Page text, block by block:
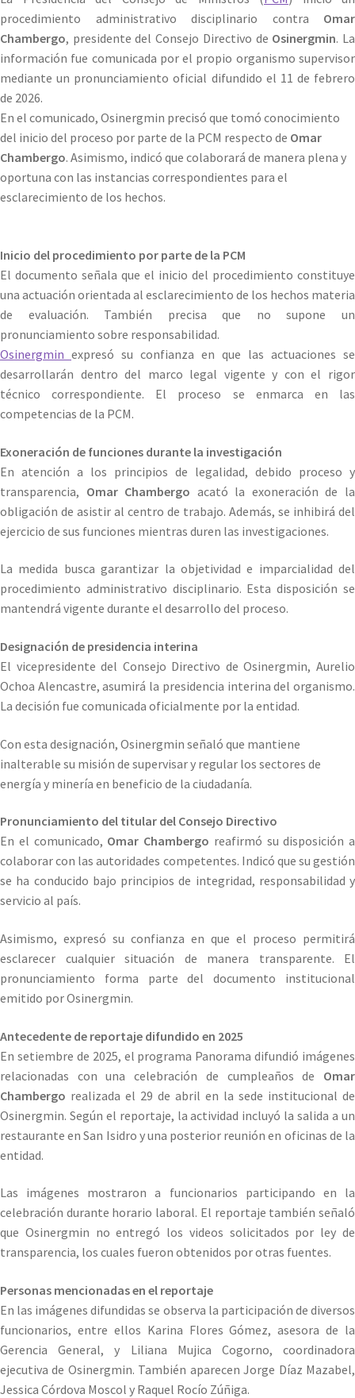
procedimiento administrativo disciplinario contra Omar
Chambergo, presidente del Consejo Directivo de Osinergmin. La
información fue comunicada por el propio organismo supervisor
mediante un pronunciamiento oficial difundido el 11 de febrero
de 2026.
En el comunicado, Osinergmin precisó que tomó conocimiento
del inicio del proceso por parte de la PCM respecto de Omar
Chambergo. Asimismo, indicó que colaborará de manera plena y
oportuna con las instancias correspondientes para el
esclarecimiento de los hechos.
Inicio del procedimiento por parte de la PCM
El documento señala que el inicio del procedimiento constituye
una actuación orientada al esclarecimiento de los hechos materia
de evaluación. También precisa que no supone un
pronunciamiento sobre responsabilidad.
Osinergmin expresó su confianza en que las actuaciones se
desarrollarán dentro del marco legal vigente y con el rigor
técnico correspondiente. El proceso se enmarca en las
competencias de la PCM.
Exoneración de funciones durante la investigación
En atención a los principios de legalidad, debido proceso y
transparencia, Omar Chambergo acató la exoneración de la
obligación de asistir al centro de trabajo. Además, se inhibirá del
ejercicio de sus funciones mientras duren las investigaciones.
La medida busca garantizar la objetividad e imparcialidad del
procedimiento administrativo disciplinario. Esta disposición se
mantendrá vigente durante el desarrollo del proceso.
Designación de presidencia interina
El vicepresidente del Consejo Directivo de Osinergmin, Aurelio
Ochoa Alencastre, asumirá la presidencia interina del organismo.
La decisión fue comunicada oficialmente por la entidad.
Con esta designación, Osinergmin señaló que mantiene
inalterable su misión de supervisar y regular los sectores de
energía y minería en beneficio de la ciudadanía.
Pronunciamiento del titular del Consejo Directivo
En el comunicado, Omar Chambergo reafirmó su disposición a
colaborar con las autoridades competentes. Indicó que su gestión
se ha conducido bajo principios de integridad, responsabilidad y
servicio al país.
Asimismo, expresó su confianza en que el proceso permitirá
esclarecer cualquier situación de manera transparente. El
pronunciamiento forma parte del documento institucional
emitido por Osinergmin.
Antecedente de reportaje difundido en 2025
En setiembre de 2025, el programa Panorama difundió imágenes
relacionadas con una celebración de cumpleaños de Omar
Chambergo realizada el 29 de abril en la sede institucional de
Osinergmin. Según el reportaje, la actividad incluyó la salida a un
restaurante en San Isidro y una posterior reunión en oficinas de la
entidad.
Las imágenes mostraron a funcionarios participando en la
celebración durante horario laboral. El reportaje también señaló
que Osinergmin no entregó los videos solicitados por ley de
transparencia, los cuales fueron obtenidos por otras fuentes.
Personas mencionadas en el reportaje
En las imágenes difundidas se observa la participación de diversos
funcionarios, entre ellos Karina Flores Gómez, asesora de la
Gerencia General, y Liliana Mujica Cogorno, coordinadora
ejecutiva de Osinergmin. También aparecen Jorge Díaz Mazabel,
Jessica Córdova Moscol y Raquel Rocío Zúñiga.